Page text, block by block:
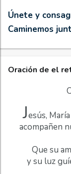
Únete y
Caminemos
Oración de el
Jesús,
acompañen
Que su
y su luz